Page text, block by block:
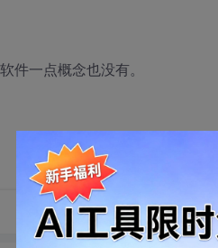
一点概念也没有。
转发到动态 举报